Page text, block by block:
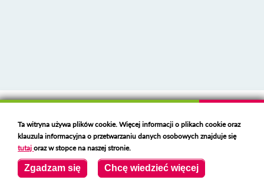
Deklaracja dostępności
Polski serwer RBLhttps://polspam.pl/
Copyright 2023 Urząd Miejski w Opolu Lubelskim
Created byVOBACOM Odnośnik otworzy się w nowym oknie
Ta witryna używa plików cookie. Więcej informacji o plikach cookie oraz
klauzula informacyjna o przetwarzaniu danych osobowych znajduje się
tutajoraz w stopce na naszej stronie.
Zgadzam się Chcę wiedzieć więcej